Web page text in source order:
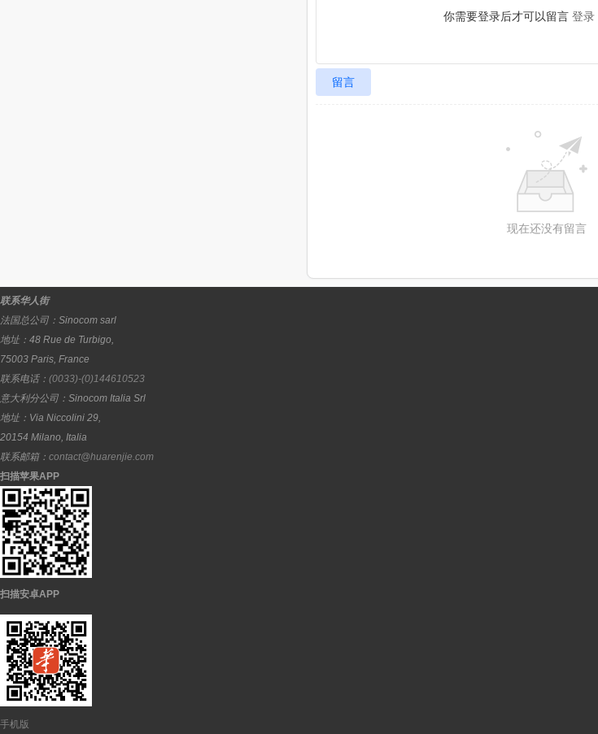
你需要登录后才可以留言 登录
留言
现在还没有留言
联系华人街
法国总公司： Sinocom sarl
地址： 48 Rue de Turbigo,
75003 Paris, France
联系电话： (0033)-(0)144610523
意大利分公司： Sinocom Italia Srl
地址： Via Niccolini 29,
20154 Milano, Italia
联系邮箱： contact@huarenjie.com
扫描苹果APP
扫描安卓APP
手机版